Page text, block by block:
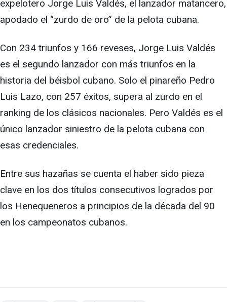
expelotero Jorge Luis Valdés, el lanzador matancero,
apodado el “zurdo de oro” de la pelota cubana.
Con 234 triunfos y 166 reveses, Jorge Luis Valdés
es el segundo lanzador con más triunfos en la
historia del béisbol cubano. Solo el pinareño Pedro
Luis Lazo, con 257 éxitos, supera al zurdo en el
ranking de los clásicos nacionales. Pero Valdés es el
único lanzador siniestro de la pelota cubana con
esas credenciales.
Entre sus hazañas se cuenta el haber sido pieza
clave en los dos títulos consecutivos logrados por
los Henequeneros a principios de la década del 90
en los campeonatos cubanos.